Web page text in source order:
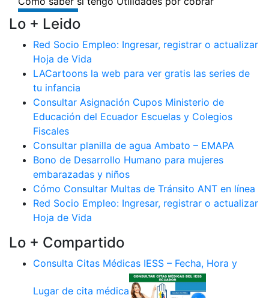
Lo + Leido
Red Socio Empleo: Ingresar, registrar o actualizar
Hoja de Vida
LACartoons la web para ver gratis las series de
tu infancia
Consultar Asignación Cupos Ministerio de
Educación del Ecuador Escuelas y Colegios
Fiscales
Consultar planilla de agua Ambato – EMAPA
Bono de Desarrollo Humano para mujeres
embarazadas y niños
Cómo Consultar Multas de Tránsito ANT en línea
Red Socio Empleo: Ingresar, registrar o actualizar
Hoja de Vida
Lo + Compartido
Consulta Citas Médicas IESS – Fecha, Hora y
Lugar de cita médica